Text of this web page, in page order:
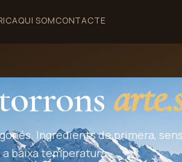
QUI SOMCONTACTE
Ingredients de primera,
baixa temperatura.